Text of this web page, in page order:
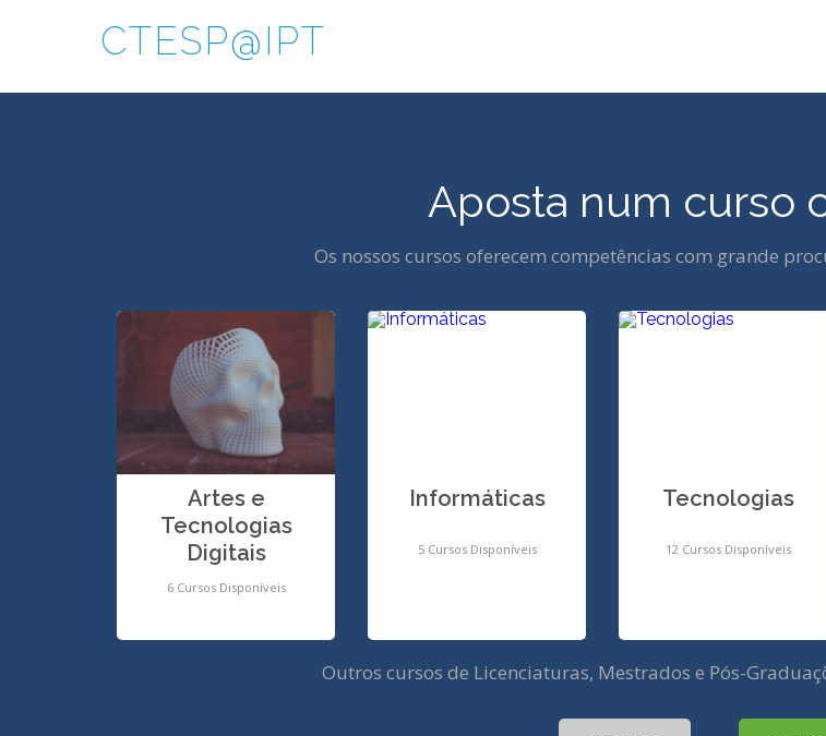
CTESP@IPT
Aposta num curso
Os nossos cursos oferecem competências com grande
Artes e
Tecnologias
Digitais
6 Cursos Disponíveis
Informáticas
5 Cursos Disponíveis
Tecnologias
12 Cursos Disponíveis
Outros cursos de Licenciaturas, Mestrados e Pós-